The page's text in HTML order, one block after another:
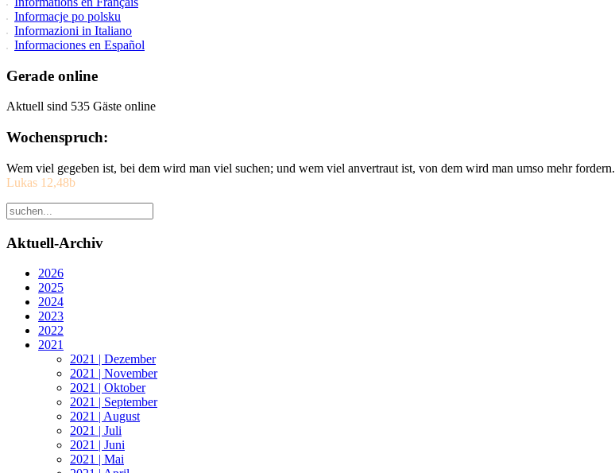
Informacje po polsku
Informazioni in Italiano
Informaciones en Español
Gerade online
Aktuell sind 535 Gäste online
Wochenspruch:
Wem viel gegeben ist, bei dem wird man viel suchen; und wem viel anvertraut ist, von dem wird man umso mehr fordern.
Lukas 12,48b
Aktuell-Archiv
2026
2025
2024
2023
2022
2021
2021 | Dezember
2021 | November
2021 | Oktober
2021 | September
2021 | August
2021 | Juli
2021 | Juni
2021 | Mai